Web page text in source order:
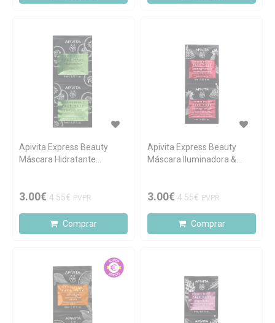
Apivita Express Beauty
Máscara Hidratante
3.00€ 4.55€ PVPR
Comprar
Apivita Express Beauty
Máscara Iluminadora &
3.00€ 4.55€ PVPR
Comprar